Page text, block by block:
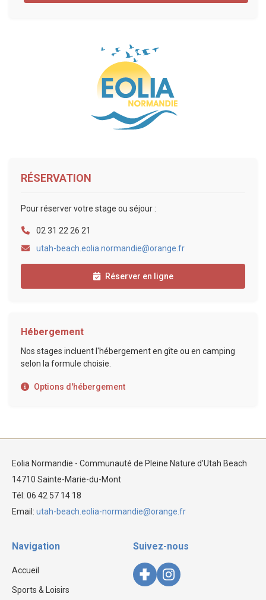
RÉSERVATION
Pour réserver votre stage ou séjour :
02 31 22 26 21
utah-beach.eolia.normandie@orange.fr
Réserver en ligne
Hébergement
Nos stages incluent l'hébergement en gîte ou en camping
selon la formule choisie.
Options d'hébergement
Eolia Normandie - Communauté de Pleine Nature d'Utah Beach
14710 Sainte-Marie-du-Mont
Tél: 06 42 57 14 18
Email: utah-beach.eolia-normandie@orange.fr
Navigation
Accueil
Sports & Loisirs
Suivez-nous